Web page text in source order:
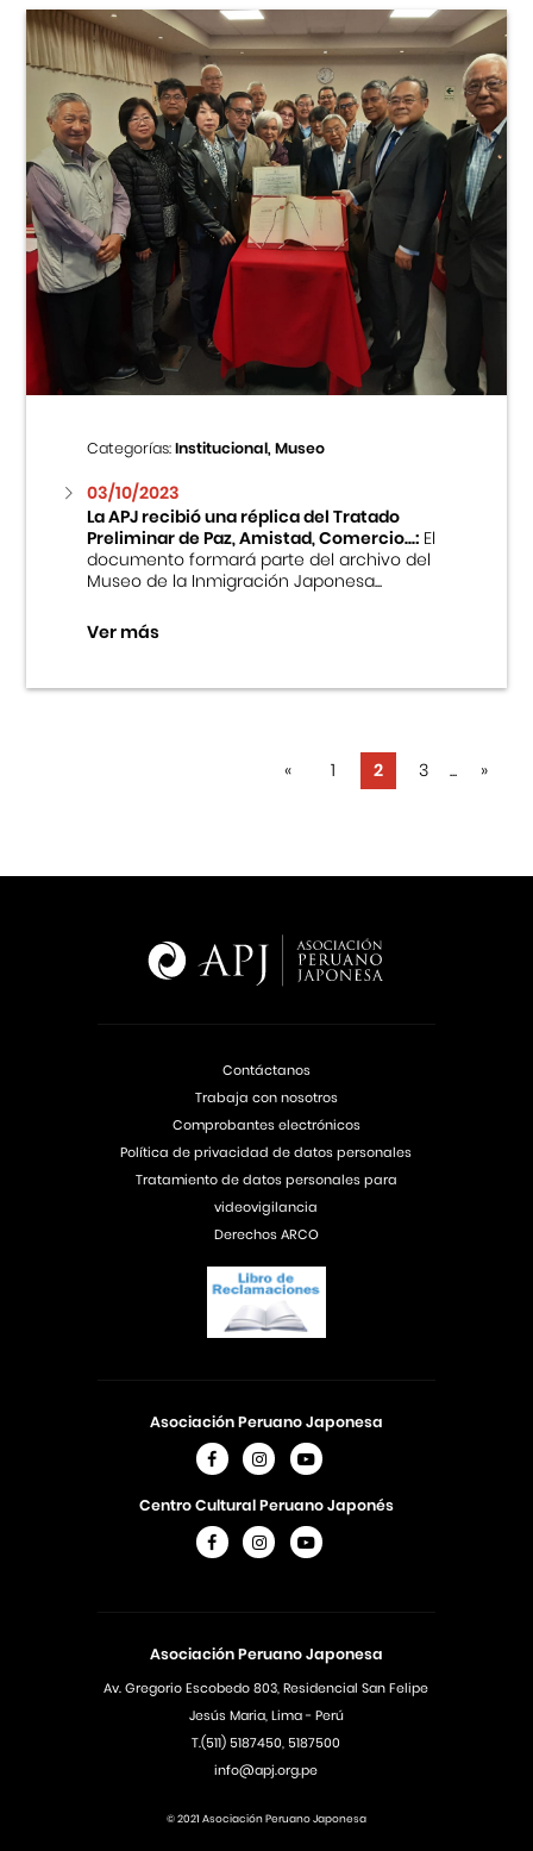
Categorías:Institucional, Museo
03/10/2023
La APJ recibió una réplica del Tratado
Preliminar de Paz, Amistad, Comercio...:El
documento formará parte del archivo del
Museo de la Inmigración Japonesa...
Ver más
« 1 2 3 ... »
Asociación Peruano Japonesa
Av. Gregorio Escobedo 803, Residencial San Felipe
Jesús Maria, Lima - Perú
T.(511) 5187450, 5187500
info@apj.org.pe
Asociación Peruano Japonesa
Centro Cultural Peruano Japonés
Contáctanos
Trabaja con nosotros
Comprobantes electrónicos
Política de privacidad de datos personales
Tratamiento de datos personales para
videovigilancia
Derechos ARCO
© 2021 Asociación Peruano Japonesa